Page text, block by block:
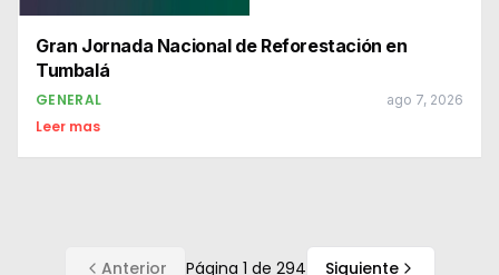
Gran Jornada Nacional de Reforestación en
Tumbalá
GENERAL ago 7, 2026
Leer mas
Anterior Página 1 de 294 Siguiente